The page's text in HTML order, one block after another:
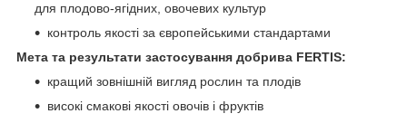
для плодово-ягідних, овочевих культур
контроль якості за європейськими стандартами
Мета та результати застосування добрива FERTIS:
кращий зовнішній вигляд рослин та плодів
високі смакові якості овочів і фруктів